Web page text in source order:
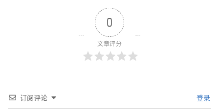
0
文章评分
订阅评论 登录